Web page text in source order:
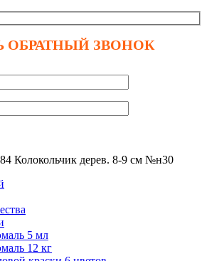
ОБРАТНЫЙ ЗВОНОК
Колокольчик дерев. 8-9 см №н30
5 мл
12 кг